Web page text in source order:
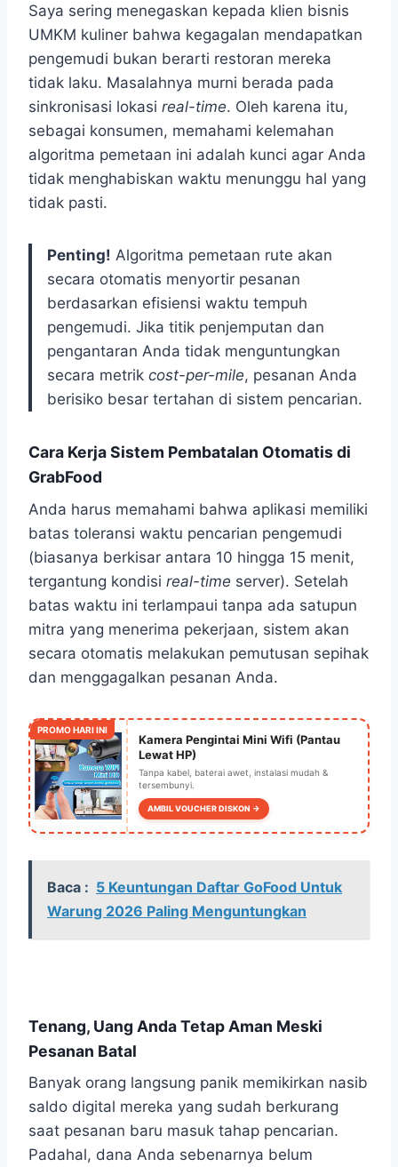
Saya sering menegaskan kepada klien bisnis
UMKM kuliner bahwa kegagalan mendapatkan
pengemudi bukan berarti restoran mereka
tidak laku. Masalahnya murni berada pada
sinkronisasi lokasi real-time. Oleh karena itu,
sebagai konsumen, memahami kelemahan
algoritma pemetaan ini adalah kunci agar Anda
tidak menghabiskan waktu menunggu hal yang
tidak pasti.
Penting! Algoritma pemetaan rute akan
secara otomatis menyortir pesanan
berdasarkan efisiensi waktu tempuh
pengemudi. Jika titik penjemputan dan
pengantaran Anda tidak menguntungkan
secara metrik cost-per-mile, pesanan Anda
berisiko besar tertahan di sistem pencarian.
Cara Kerja Sistem Pembatalan Otomatis di
GrabFood
Anda harus memahami bahwa aplikasi memiliki
batas toleransi waktu pencarian pengemudi
(biasanya berkisar antara 10 hingga 15 menit,
tergantung kondisi real-time server). Setelah
batas waktu ini terlampaui tanpa ada satupun
mitra yang menerima pekerjaan, sistem akan
secara otomatis melakukan pemutusan sepihak
dan menggagalkan pesanan Anda.
PROMO HARI INI
Kamera Pengintai Mini Wifi (Pantau
Lewat HP)
Tanpa kabel, baterai awet, instalasi mudah &
tersembunyi.
AMBIL VOUCHER DISKON →
Baca : 5 Keuntungan Daftar GoFood Untuk
Warung 2026 Paling Menguntungkan
Tenang, Uang Anda Tetap Aman Meski
Pesanan Batal
Banyak orang langsung panik memikirkan nasib
saldo digital mereka yang sudah berkurang
saat pesanan baru masuk tahap pencarian.
Padahal, dana Anda sebenarnya belum